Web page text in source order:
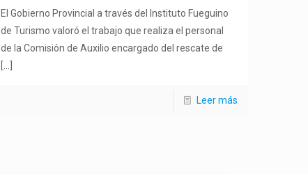
El Gobierno Provincial a través del Instituto Fueguino
de Turismo valoró el trabajo que realiza el personal
de la Comisión de Auxilio encargado del rescate de
Leer más